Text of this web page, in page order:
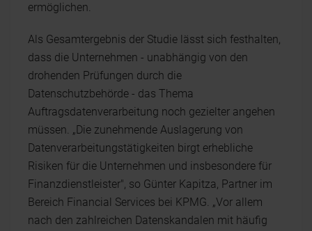
ermöglichen.
Als Gesamtergebnis der Studie lässt sich festhalten,
dass die Unternehmen - unabhängig von den
drohenden Prüfungen durch die
Datenschutzbehörde - das Thema
Auftragsdatenverarbeitung noch gezielter angehen
müssen. „Die zunehmende Auslagerung von
Datenverarbeitungstätigkeiten birgt erhebliche
Risiken für die Unternehmen und insbesondere für
Finanzdienstleister", so Günter Kapitza, Partner im
Bereich Financial Services bei KPMG. „Vor allem
nach den zahlreichen Datenskandalen mit häufig